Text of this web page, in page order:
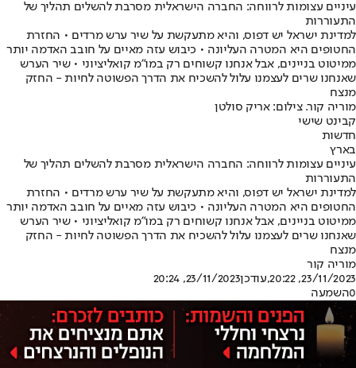
עיניים עצומות לרווחה: החברה הישראלית מסרבת להשלים תהליך של
התעוררות
למדינת ישראל יש דפוס, והיא מתעקשת על שיר ערש מרדים • החזרת
החטופים היא המטרה העליונה • כיבוש עזה מאיים על חובב האדמה יותר
ממיטוט בניינים, אבל אנחנו קשוחים רק במו"מ קואליציוני • שיר הערש
שאנחנו שרים לעצמנו עלול להשכיח את הדרך הפשוטה לחיות - החזק
מנצח
מוריה קור. צילום: אריק סולטן
קבינט שישי
חדשות
בארץ
עיניים עצומות לרווחה: החברה הישראלית מסרבת להשלים תהליך של
התעוררות
למדינת ישראל יש דפוס, והיא מתעקשת על שיר ערש מרדים • החזרת
החטופים היא המטרה העליונה • כיבוש עזה מאיים על חובב האדמה יותר
ממיטוט בניינים, אבל אנחנו קשוחים רק במו"מ קואליציוני • שיר הערש
שאנחנו שרים לעצמנו עלול להשכיח את הדרך הפשוטה לחיות - החזק
מנצח
מוריה קור
23/11/2023, 20:22
,עודכן23/11/2023, 20:24
0השמעה